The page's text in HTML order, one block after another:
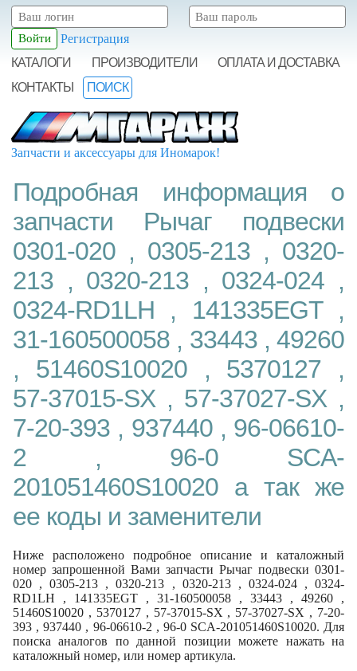
Регистрация
КАТАЛОГИ
ПРОИЗВОДИТЕЛИ
ОПЛАТА И ДОСТАВКА
КОНТАКТЫ
ПОИСК
Запчасти и аксессуары для Иномарок!
Подробная информация о
запчасти Рычаг подвески
0301-020 , 0305-213 , 0320-
213 , 0320-213 , 0324-024 ,
0324-RD1LH , 141335EGT ,
31-160500058 , 33443 , 49260
, 51460S10020 , 5370127 ,
57-37015-SX , 57-37027-SX ,
7-20-393 , 937440 , 96-06610-
2 , 96-0 SCA-
201051460S10020 а так же
ее коды и заменители
Ниже расположено подробное описание и каталожный
номер запрошенной Вами запчасти Рычаг подвески 0301-
020 , 0305-213 , 0320-213 , 0320-213 , 0324-024 , 0324-
RD1LH , 141335EGT , 31-160500058 , 33443 , 49260 ,
51460S10020 , 5370127 , 57-37015-SX , 57-37027-SX , 7-20-
393 , 937440 , 96-06610-2 , 96-0 SCA-201051460S10020. Для
поиска аналогов по данной позиции можете нажать на
каталожный номер, или номер артикула.